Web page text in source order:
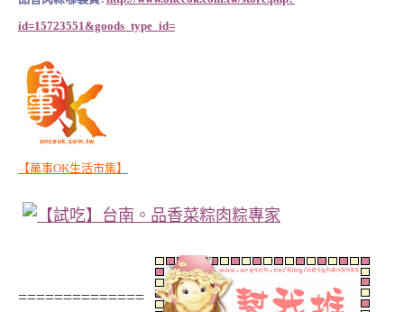
id=15723551&goods_type_id=
【萬事OK生活市集】
==============